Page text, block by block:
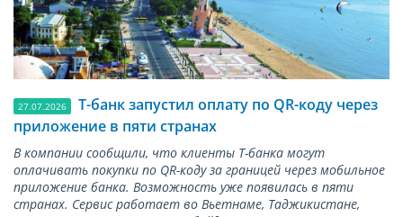
27.07.2026
Т-банк запустил оплату по QR-коду через
приложение в пяти странах
В компании сообщили, что клиенты Т-банка могут
оплачивать покупки по QR-коду за границей через мобильное
приложение банка. Возможность уже появилась в пяти
странах. Сервис работает во Вьетнаме, Таджикистане,